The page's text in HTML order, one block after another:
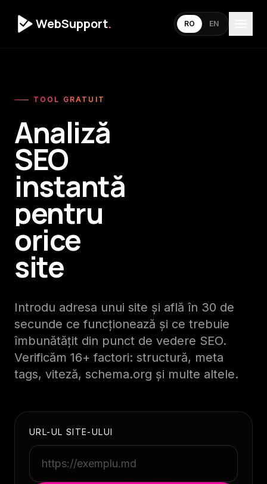
WebSupport. RO EN
TOOL GRATUIT
Analiză
SEO
instantă
pentru
orice
site
Introdu adresa unui site și află în 30 de
secunde ce funcționează și ce trebuie
îmbunătățit din punct de vedere SEO.
Verificăm 16+ factori: structură, meta
tags, viteză, schema.org și multe altele.
URL-UL SITE-ULUI